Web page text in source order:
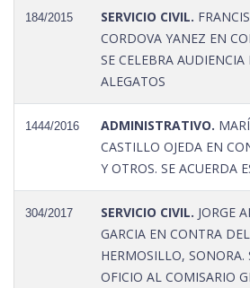
184/2015 SERVICIO CIVIL.
CORDOVA YANEZ EN
SE CELEBRA AUDIENCIA
ALEGATOS
1444/2016 ADMINISTRATIVO.
CASTILLO OJEDA EN
Y OTROS. SE ACUERDA
304/2017 SERVICIO CIVIL. JORGE
GARCIA EN CONTRA
HERMOSILLO, SONORA.
OFICIO AL COMISARIO